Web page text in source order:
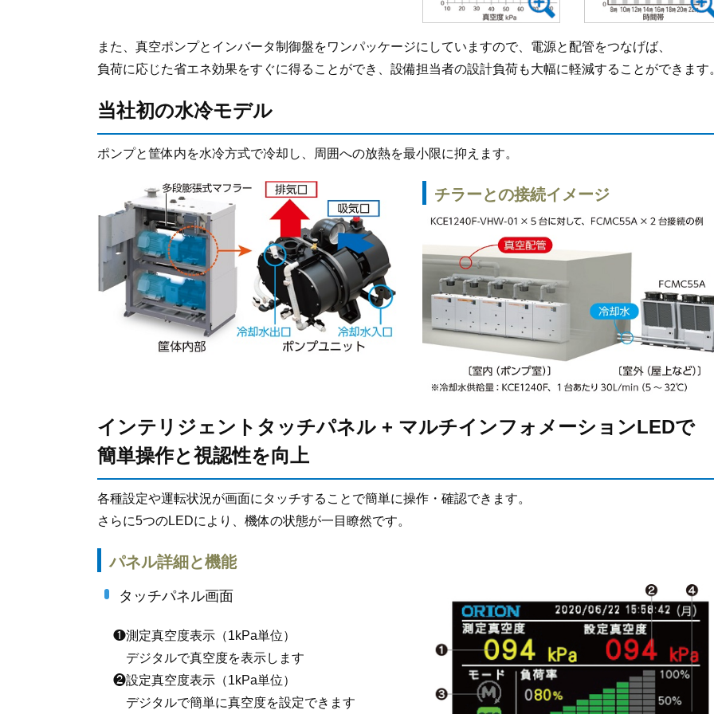
また、真空ポンプとインバータ制御盤をワンパッケージにしていますので、電源と配管をつなげば、
負荷に応じた省エネ効果をすぐに得ることができ、設備担当者の設計負荷も大幅に軽減することができます
当社初の水冷モデル
ポンプと筐体内を水冷方式で冷却し、周囲への放熱を最小限に抑えます。
チラーとの接続イメージ
インテリジェントタッチパネル + マルチインフォメーションLEDで
簡単操作と視認性を向上
各種設定や運転状況が画面にタッチすることで簡単に操作・確認できます。
さらに5つのLEDにより、機体の状態が一目瞭然です。
パネル詳細と機能
タッチパネル画面
❶測定真空度表示（1kPa単位）
デジタルで真空度を表示します
❷設定真空度表示（1kPa単位）
デジタルで簡単に真空度を設定できます